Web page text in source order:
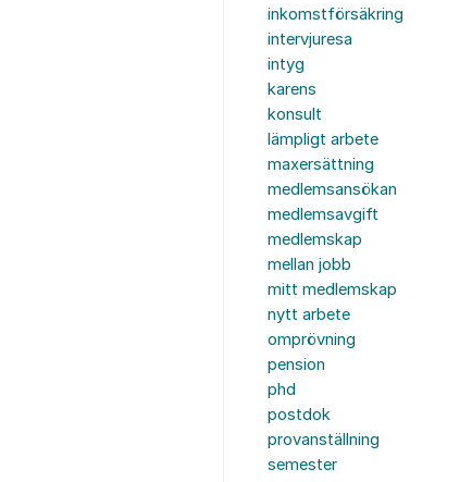
inkomstförsäkring
intervjuresa
intyg
karens
konsult
lämpligt arbete
maxersättning
medlemsansökan
medlemsavgift
medlemskap
mellan jobb
mitt medlemskap
nytt arbete
omprövning
pension
phd
postdok
provanställning
semester